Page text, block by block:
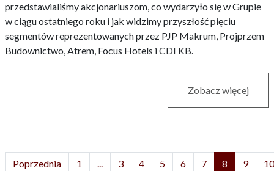
przedstawialiśmy akcjonariuszom, co wydarzyło się w Grupie
w ciągu ostatniego roku i jak widzimy przyszłość pięciu
segmentów reprezentowanych przez PJP Makrum, Projprzem
Budownictwo, Atrem, Focus Hotels i CDI KB.
Zobacz więcej
Poprzednia 1 ... 3 4 5 6 7 8 9 10